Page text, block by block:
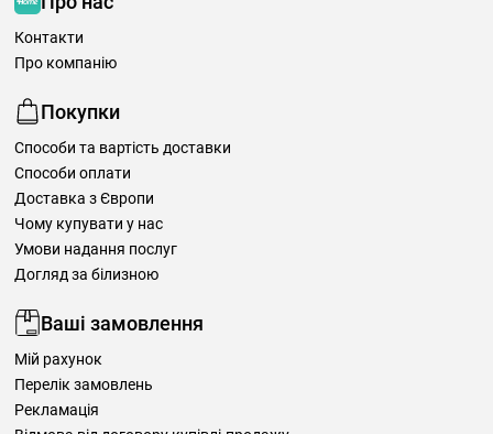
Контакти
Про компанію
Покупки
Способи та вартість доставки
Способи оплати
Доставка з Європи
Чому купувати у нас
Умови надання послуг
Догляд за білизною
Ваші замовлення
Мій рахунок
Перелік замовлень
Рекламація